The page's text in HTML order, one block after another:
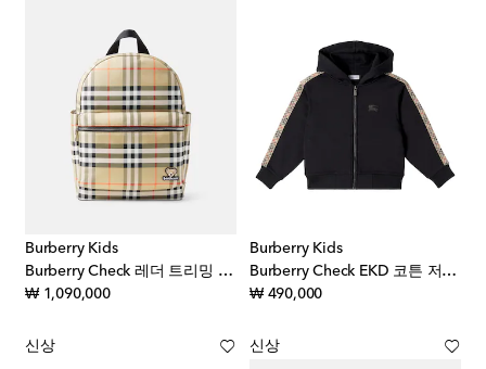
Burberry Kids
Burberry Check 레더 트리밍 백팩
₩ 1,090,000original price
Burberry Kids
Burberry Check EKD 코튼 저지 후디
₩ 490,000original price
신상 신상